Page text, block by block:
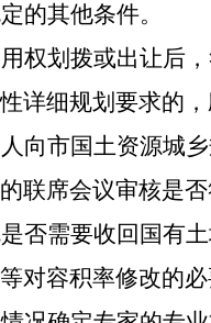
的其他条件。
权划拨或出让后
详细规划要求的
人向市国土资源城
联席会议审核是
是否需要收回国有
对容积率修改的